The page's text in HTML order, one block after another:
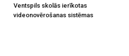
Ventspils skolās ierīkotas
videonovērošanas sistēmas